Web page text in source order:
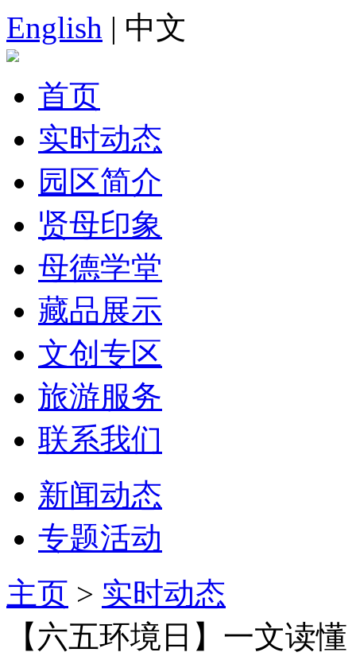
English | 中文
首页
实时动态
园区简介
贤母印象
母德学堂
藏品展示
文创专区
旅游服务
联系我们
新闻动态
专题活动
主页 > 实时动态
【六五环境日】一文读